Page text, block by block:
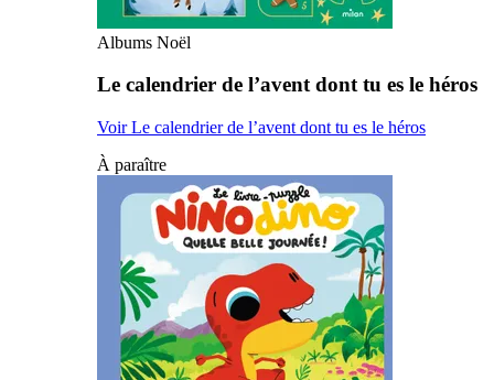
Albums Noël
Le calendrier de l’avent dont tu es le héros
Voir Le calendrier de l’avent dont tu es le héros
À paraître